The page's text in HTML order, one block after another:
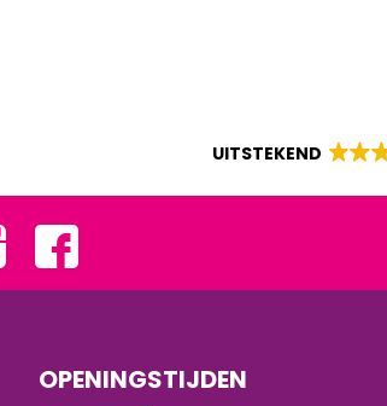
UITSTEKEND
OPENINGSTIJDEN